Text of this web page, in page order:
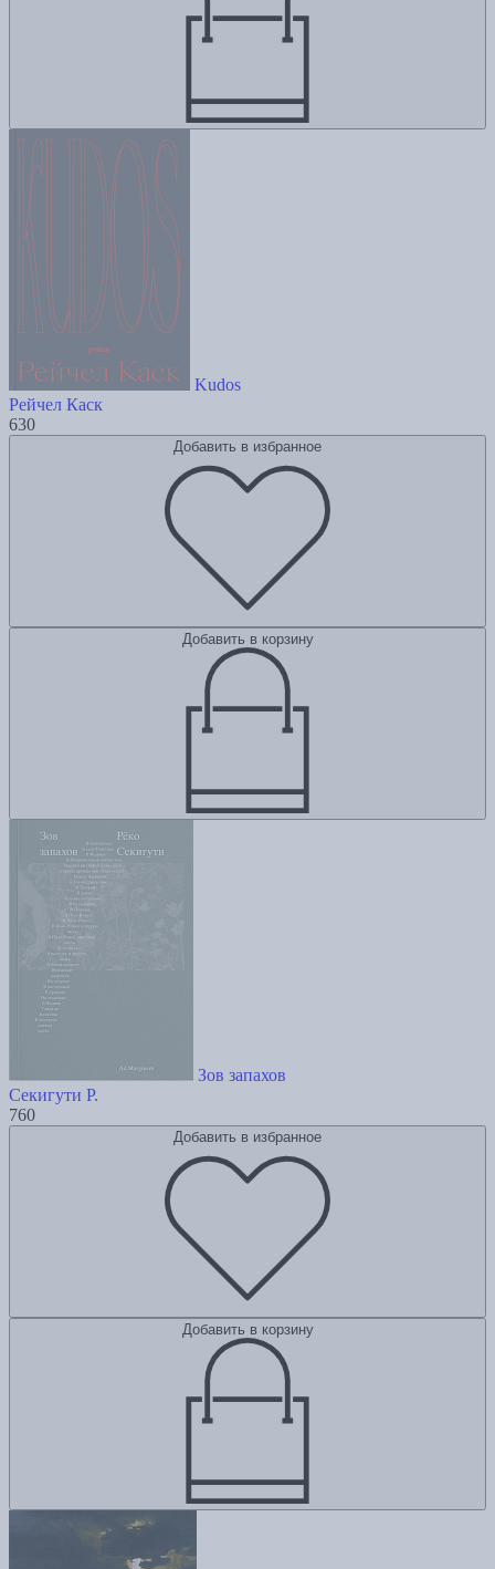
Kudos
Рейчел Каск
630
Добавить в избранное
Добавить в корзину
Зов запахов
Секигути Р.
760
Добавить в избранное
Добавить в корзину